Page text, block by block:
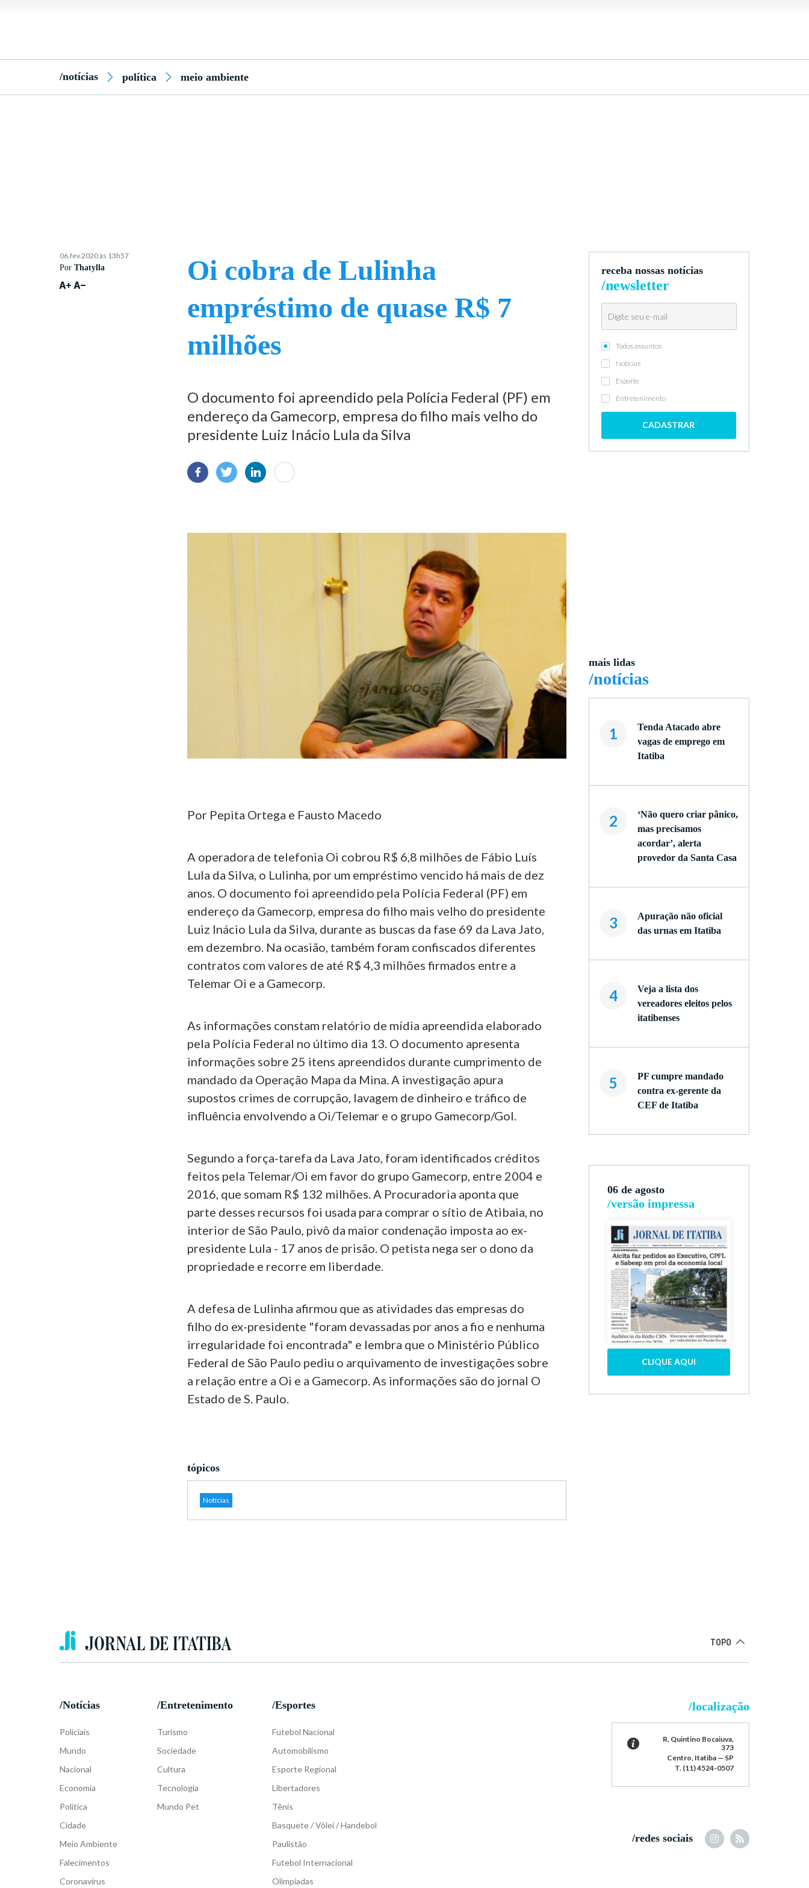
/notícias política meio ambiente
06.fev.2020 às 13h57
PorThatylla
Oi cobra de Lulinha
empréstimo de quase R$ 7
milhões
O documento foi apreendido pela Polícia Federal (PF) em
endereço da Gamecorp, empresa do filho mais velho do
presidente Luiz Inácio Lula da Silva
Por Pepita Ortega e Fausto Macedo
A operadora de telefonia Oi cobrou R$ 6,8 milhões de Fábio Luís
Lula da Silva, o Lulinha, por um empréstimo vencido há mais de dez
anos. O documento foi apreendido pela Polícia Federal (PF) em
endereço da Gamecorp, empresa do filho mais velho do presidente
Luiz Inácio Lula da Silva, durante as buscas da fase 69 da Lava Jato,
em dezembro. Na ocasião, também foram confiscados diferentes
contratos com valores de até R$ 4,3 milhões firmados entre a
Telemar Oi e a Gamecorp.
As informações constam relatório de mídia apreendida elaborado
pela Polícia Federal no último dia 13. O documento apresenta
informações sobre 25 itens apreendidos durante cumprimento de
mandado da Operação Mapa da Mina. A investigação apura
supostos crimes de corrupção, lavagem de dinheiro e tráfico de
influência envolvendo a Oi/Telemar e o grupo Gamecorp/Gol.
Segundo a força-tarefa da Lava Jato, foram identificados créditos
feitos pela Telemar/Oi em favor do grupo Gamecorp, entre 2004 e
2016, que somam R$ 132 milhões. A Procuradoria aponta que
parte desses recursos foi usada para comprar o sítio de Atibaia, no
interior de São Paulo, pivô da maior condenação imposta ao ex-
presidente Lula - 17 anos de prisão. O petista nega ser o dono da
propriedade e recorre em liberdade.
A defesa de Lulinha afirmou que as atividades das empresas do
filho do ex-presidente "foram devassadas por anos a fio e nenhuma
irregularidade foi encontrada" e lembra que o Ministério Público
Federal de São Paulo pediu o arquivamento de investigações sobre
a relação entre a Oi e a Gamecorp. As informações são do jornal O
Estado de S. Paulo.
tópicos
Notícias
receba nossas notícias
/newsletter
Todos assuntos
Notícias
Esporte
Entretenimento
CADASTRAR
mais lidas
/notícias
1
Tenda Atacado abre
vagas de emprego em
Itatiba
2
‘Não quero criar pânico,
mas precisamos
acordar’, alerta
provedor da Santa Casa
3
Apuração não oficial
das urnas em Itatiba
4
Veja a lista dos
vereadores eleitos pelos
itatibenses
5
PF cumpre mandado
contra ex-gerente da
CEF de Itatiba
06 de agosto
/versão impressa
CLIQUE AQUI
TOPO
/Notícias
Policiais
Mundo
Nacional
Economia
Política
Cidade
Meio Ambiente
Falecimentos
Coronavírus
/Entretenimento
Turismo
Sociedade
Cultura
Tecnologia
Mundo Pet
/Esportes
Futebol Nacional
Automobilismo
Esporte Regional
Libertadores
Tênis
Basquete / Vôlei / Handebol
Paulistão
Futebol Internacional
Olimpíadas
/localização
R. Quintino Bocaiuva,
373
Centro, Itatiba — SP
T. (11) 4524-0507
/redes sociais